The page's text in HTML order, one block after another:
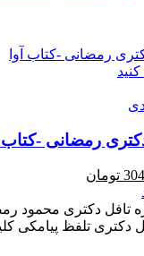
350,000 تومان
تومان
304,500 تومان
است.
کتاب 1100 واژه تافل دکتری
دکتری تلفظ پیامکی